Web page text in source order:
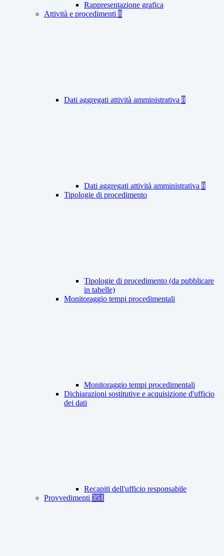
Rappresentazione grafica
Attività e procedimenti 8
Dati aggregati attività amministrativa 8
Dati aggregati attività amministrativa 8
Tipologie di procedimento
Tipologie di procedimento (da pubblicare
in tabelle)
Monitoraggio tempi procedimentali
Monitoraggio tempi procedimentali
Dichiarazioni sostitutive e acquisizione d'ufficio
dei dati
Recapiti dell'ufficio responsabile
Provvedimenti 351